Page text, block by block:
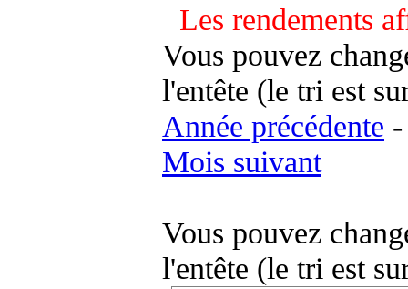
Les rendements
Vous pouvez
l'entête (le tri est
Année précédente -
Mois suivant
Vous pouvez
l'entête (le tri est